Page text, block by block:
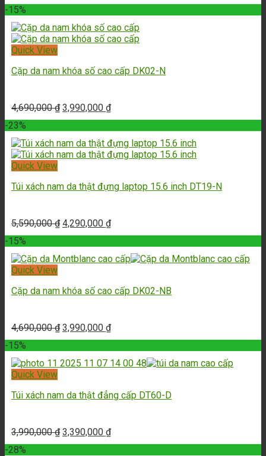
-15%
Quick View
Cặp da nam khóa số cao cấp DK02-N
4,690,000₫ 3,990,000 ₫
-23%
Quick View
Túi xách nam da thật đựng laptop 15.6 inch DT19-N
5,590,000₫ 4,290,000 ₫
-15%
Quick View
Cặp da nam khóa số cao cấp DK02-NB
4,690,000₫ 3,990,000 ₫
-15%
Quick View
Túi xách nam da thật đẳng cấp DT60-D
3,990,000₫ 3,390,000 ₫
-28%